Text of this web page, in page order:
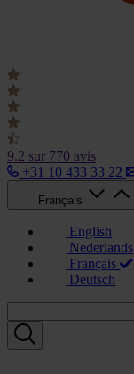
9.2 sur 770 avis
+31 10 433 33 22
Français
English
Nederlands
Français
Deutsch